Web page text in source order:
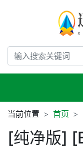
当前位置 首页
[纯净版]